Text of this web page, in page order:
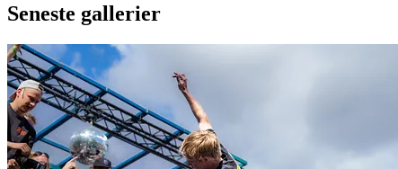
Seneste gallerier